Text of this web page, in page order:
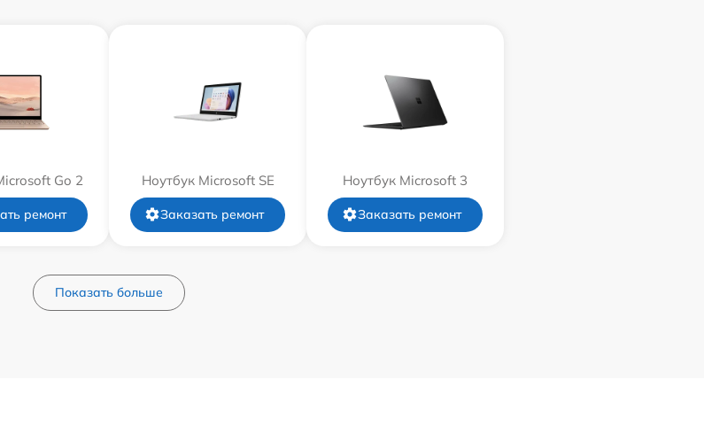
Go 2
ремонт
Ноутбук Microsoft SE
Заказать ремонт
Ноутбук Microsoft 3
Заказать ремонт
Показать больше